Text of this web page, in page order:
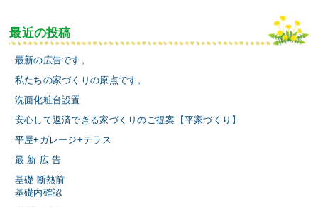
最近の投稿
最新の広告です。
私たちの家づくりの原点です。
洗面化粧台設置
安心して返済できる家づくりのご提案【平家づくり】
平屋+ガレージ+テラス
最 新 広 告
基礎 断熱前
基礎内確認